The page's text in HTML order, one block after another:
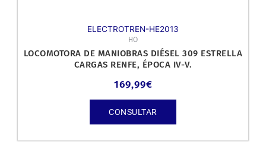
ELECTROTREN-HE2013
HO
LOCOMOTORA DE MANIOBRAS DIÉSEL 309 ESTRELLA
CARGAS RENFE, ÉPOCA IV-V.
169,99€
CONSULTAR